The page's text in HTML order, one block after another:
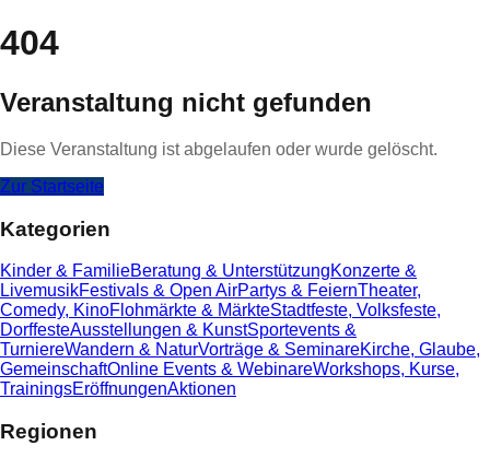
404
Veranstaltung nicht gefunden
Diese Veranstaltung ist abgelaufen oder wurde gelöscht.
Zur Startseite
Kategorien
Kinder & FamilieBeratung & UnterstützungKonzerte &
LivemusikFestivals & Open AirPartys & FeiernTheater,
Comedy, KinoFlohmärkte & MärkteStadtfeste, Volksfeste,
DorffesteAusstellungen & KunstSportevents &
TurniereWandern & NaturVorträge & SeminareKirche, Glaube,
GemeinschaftOnline Events & WebinareWorkshops, Kurse,
TrainingsEröffnungenAktionen
Regionen